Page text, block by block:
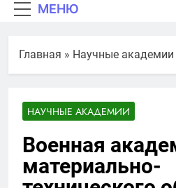
МЕНЮ
Главная » Научные академии
НАУЧНЫЕ АКАДЕМИИ
Военная
материально-